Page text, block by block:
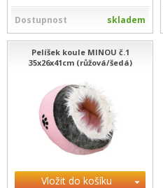
Dostupnost skladem
Pelíšek koule MINOU č.1
35x26x41cm (růžová/šedá)
Vložit do košíku